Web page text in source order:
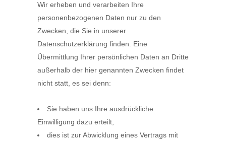
Wir erheben und verarbeiten Ihre
personenbezogenen Daten nur zu den
Zwecken, die Sie in unserer
Datenschutzerklärung finden. Eine
Übermittlung Ihrer persönlichen Daten an Dritte
außerhalb der hier genannten Zwecken findet
nicht statt, es sei denn:
Sie haben uns Ihre ausdrückliche
Einwilligung dazu erteilt,
dies ist zur Abwicklung eines Vertrags mit